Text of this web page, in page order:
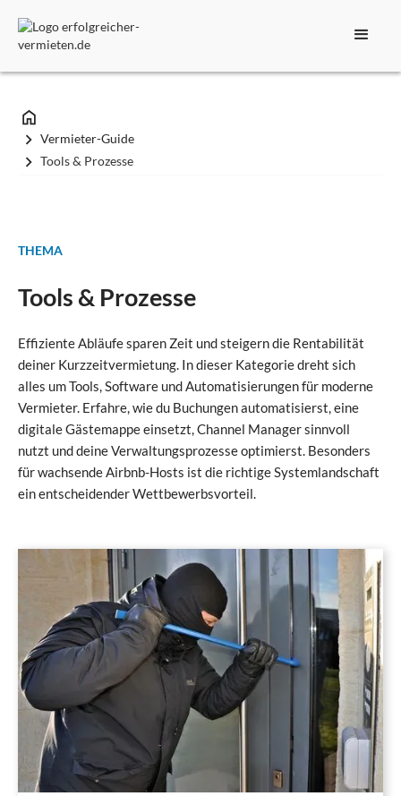
Vermieter-Guide
Tools & Prozesse
THEMA
Tools & Prozesse
Effiziente Abläufe sparen Zeit und steigern die Rentabilität
deiner Kurzzeitvermietung. In dieser Kategorie dreht sich
alles um Tools, Software und Automatisierungen für moderne
Vermieter. Erfahre, wie du Buchungen automatisierst, eine
digitale Gästemappe einsetzt, Channel Manager sinnvoll
nutzt und deine Verwaltungsprozesse optimierst. Besonders
für wachsende Airbnb-Hosts ist die richtige Systemlandschaft
ein entscheidender Wettbewerbsvorteil.